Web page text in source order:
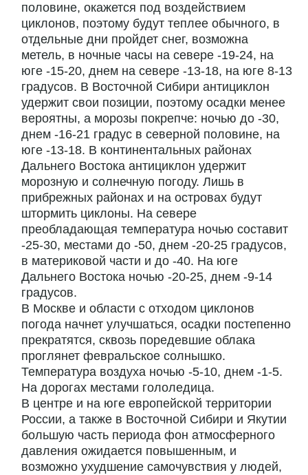
половине, окажется под воздействием
циклонов, поэтому будут теплее обычного, в
отдельные дни пройдет снег, возможна
метель, в ночные часы на севере -19-24, на
юге -15-20, днем на севере -13-18, на юге 8-13
градусов. В Восточной Сибири антициклон
удержит свои позиции, поэтому осадки менее
вероятны, а морозы покрепче: ночью до -30,
днем -16-21 градус в северной половине, на
юге -13-18. В континентальных районах
Дальнего Востока антициклон удержит
морозную и солнечную погоду. Лишь в
прибрежных районах и на островах будут
штормить циклоны. На севере
преобладающая температура ночью составит
-25-30, местами до -50, днем -20-25 градусов,
в материковой части и до -40. На юге
Дальнего Востока ночью -20-25, днем -9-14
градусов.
В Москве и области с отходом циклонов
погода начнет улучшаться, осадки постепенно
прекратятся, сквозь поредевшие облака
проглянет февральское солнышко.
Температура воздуха ночью -5-10, днем -1-5.
На дорогах местами гололедица.
В центре и на юге европейской территории
России, а также в Восточной Сибири и Якутии
большую часть периода фон атмосферного
давления ожидается повышенным, и
возможно ухудшение самочувствия у людей,